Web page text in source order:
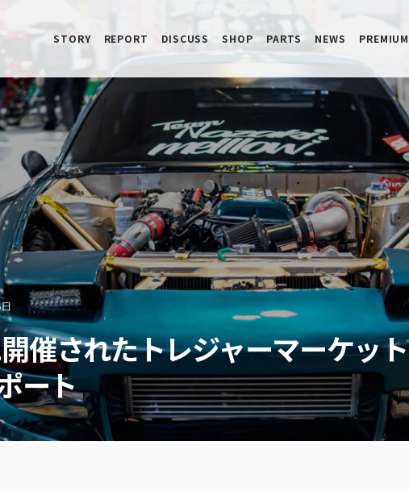
STORY REPORT DISCUSS SHOP PARTS NEWS PREMIUM
催されたトレジャーマーケット
ート